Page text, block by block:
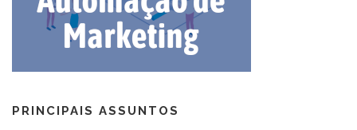
PRINCIPAIS ASSUNTOS